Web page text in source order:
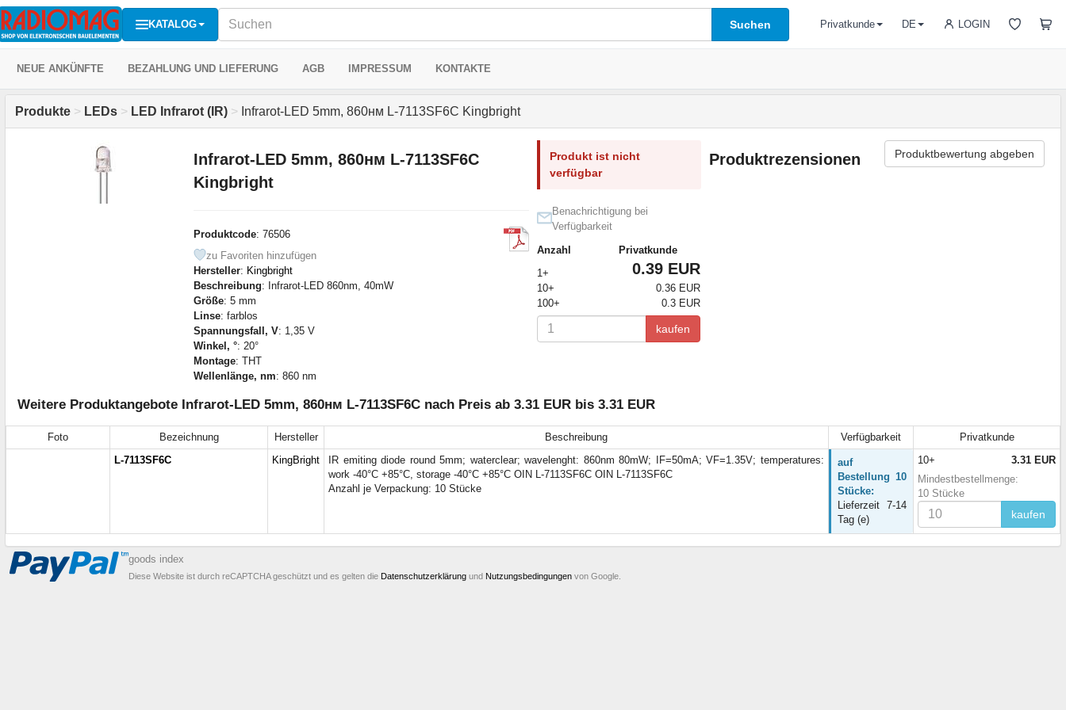
KATALOG Suchen LOGIN
Privatkunde DE
NEUE ANKÜNFTE BEZAHLUNG UND LIEFERUNG AGB IMPRESSUM KONTAKTE
Produkte > LEDs > LED Infrarot (IR) > Infrarot-LED 5mm, 860нм L-7113SF6C Kingbright
Infrarot-LED 5mm, 860нм L-7113SF6C
Kingbright
Produktcode: 76506
zu Favoriten hinzufügen
Hersteller: Kingbright
Beschreibung: Infrarot-LED 860nm, 40mW
Größe: 5 mm
Linse: farblos
Spannungsfall, V: 1,35 V
Winkel, °: 20°
Montage: THT
Wellenlänge, nm: 860 nm
Produkt ist nicht
verfügbar
Benachrichtigung bei
Verfügbarkeit
Anzahl
Privatkunde
1+
0.39 EUR
10+
0.36 EUR
100+
0.3 EUR
kaufen
Produktrezensionen Produktbewertung abgeben
Weitere Produktangebote Infrarot-LED 5mm, 860нм L-7113SF6C nach Preis ab 3.31 EUR bis 3.31 EUR
Foto Bezeichnung Hersteller Beschreibung Verfügbarkeit
Privatkunde
L-7113SF6C
KingBright
IR emiting diode round 5mm; waterclear; wavelenght: 860nm 80mW; IF=50mA; VF=1.35V; temperatures:
work -40°C +85°C, storage -40°C +85°C OIN L-7113SF6C OIN L-7113SF6C
Anzahl je Verpackung: 10 Stücke
auf
Bestellung 10
Stücke:
Lieferzeit 7-14
Tag (e)
10+
3.31 EUR
Mindestbestellmenge:
10 Stücke
kaufen
goods index
Diese Website ist durch reCAPTCHA geschützt und es gelten die Datenschutzerklärung und Nutzungsbedingungen von Google.